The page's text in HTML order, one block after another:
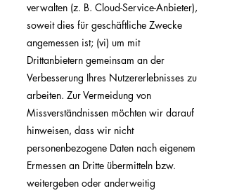
verwalten (z. B. Cloud-Service-Anbieter),
soweit dies für geschäftliche Zwecke
angemessen ist; (vi) um mit
Drittanbietern gemeinsam an der
Verbesserung Ihres Nutzererlebnisses zu
arbeiten. Zur Vermeidung von
Missverständnissen möchten wir darauf
hinweisen, dass wir nicht
personenbezogene Daten nach eigenem
Ermessen an Dritte übermitteln bzw.
weitergeben oder anderweitig